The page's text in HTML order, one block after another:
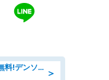
＞
入社特典58万円、寮費完備で無料!デンソーで働こう!自動車工場で小型部品の検査業務 denso aichi